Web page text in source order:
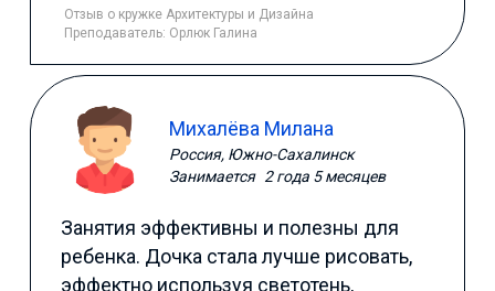
Отзыв о кружке Архитектуры и Дизайна
Преподаватель: Орлюк Галина
Михалёва Милана
Россия, Южно-Сахалинск
Занимается 2 года 5 месяцев
Занятия эффективны и полезны для
ребенка. Дочка стала лучше рисовать,
эффектно используя светотень,